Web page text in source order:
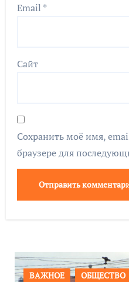
Email *
Сайт
Сохранить моё имя,
браузере для
ВАЖНОЕ ОБЩЕСТВО